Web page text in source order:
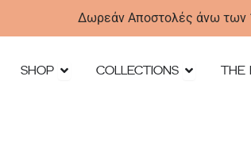
Δωρεάν Αποστολές άνω των
SHOP Open SHOPCOLLECTIONS Open THE